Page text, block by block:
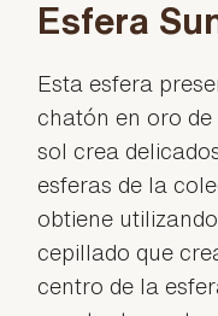
Esfera
Esta esfera
chatón en oro
sol crea
esferas de la
obtiene
cepillado que
centro de la